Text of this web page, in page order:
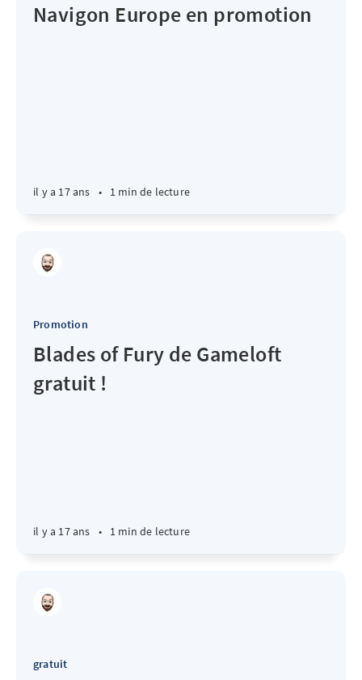
Navigon Europe en promotion
il y a 17 ans • 1 min de lecture
Promotion
Blades of Fury de Gameloft
gratuit !
il y a 17 ans • 1 min de lecture
gratuit